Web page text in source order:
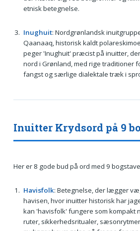
etnisk betegnelse.
Inughuit: Nordgrønlandsk
Qaanaaq, historisk kaldt
peger 'Inughuit' præcist på inuitter,
nord i Grønland, med rige traditioner
fangst og særlige dialektale træk i
Inuitter Krydsord på 9
Her er 8 gode bud på ord med 9
Havisfolk: Betegnelse, der lægger
havisen, hvor inuitter historisk har
kan 'havisfolk' fungere som kompakt
ruter, sikkerhedsritualer,